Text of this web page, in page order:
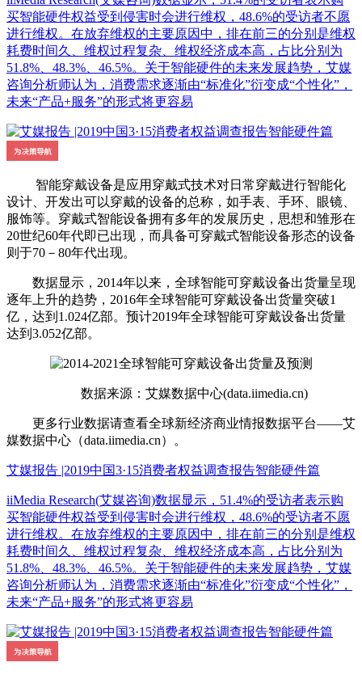
买智能硬件权益受到侵害时会进行维权，48.6%的受访者不愿
进行维权。在放弃维权的主要原因中，排在前三的分别是维权
耗费时间久、维权过程复杂、维权经济成本高，占比分别为
51.8%、48.3%、46.5%。关于智能硬件的未来发展趋势，艾媒
咨询分析师认为，消费需求逐渐由“标准化”衍变成“个性化”，
未来“产品+服务”的形式将更容易
智能穿戴设备是应用穿戴式技术对日常穿戴进行智能化
设计、开发出可以穿戴的设备的总称，如手表、手环、眼镜、
服饰等。穿戴式智能设备拥有多年的发展历史，思想和雏形在
20世纪60年代即已出现，而具备可穿戴式智能设备形态的设备
则于70－80年代出现。
数据显示，2014年以来，全球智能可穿戴设备出货量呈现
逐年上升的趋势，2016年全球智能可穿戴设备出货量突破1
亿，达到1.024亿部。预计2019年全球智能可穿戴设备出货量
达到3.052亿部。
数据来源：艾媒数据中心(data.iimedia.cn)
更多行业数据请查看全球新经济商业情报数据平台——艾
媒数据中心（data.iimedia.cn）。
艾媒报告 |2019中国3·15消费者权益调查报告智能硬件篇
iiMedia Research(艾媒咨询)数据显示，51.4%的受访者表示购
买智能硬件权益受到侵害时会进行维权，48.6%的受访者不愿
进行维权。在放弃维权的主要原因中，排在前三的分别是维权
耗费时间久、维权过程复杂、维权经济成本高，占比分别为
51.8%、48.3%、46.5%。关于智能硬件的未来发展趋势，艾媒
咨询分析师认为，消费需求逐渐由“标准化”衍变成“个性化”，
未来“产品+服务”的形式将更容易